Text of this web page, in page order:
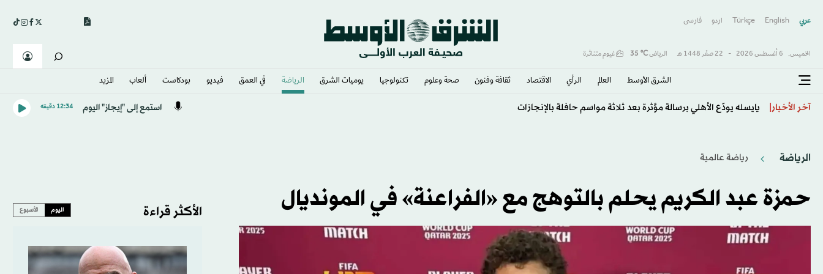
عربي English
Türkçe اردو فارسى
الخميس, 6 أغسطس 2026 - 22 صفَر 1448 هـ الرياض℃
35 غيوم متناثرة
الشرق الأوسط​ العالم الرأي الاقتصاد ثقافة وفنون صحة وعلوم تكنولوجيا يوميات الشرق​ الرياضة في العمق فيديو بودكاست ألعاب المزيد
آخر الأخبار يايسله يودّع الأهلي برسالة مؤثرة بعد ثلاثة مواسم حافلة بالإنجازات استمع إلى "إيجاز" اليوم 12:34 دقيقه
الرياضة رياضة عالمية
حمزة عبد الكريم يحلم بالتوهج مع «الفراعنة» في المونديال الأكثر قراءة اليوم الأسبوع